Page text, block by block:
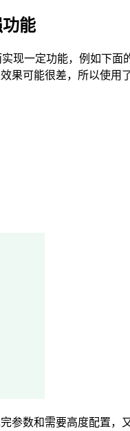
能
现一定功能，例如下
果可能很差，所以使
参数和需要高度配置